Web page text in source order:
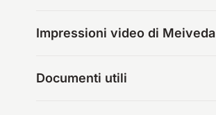
Impressioni video di Meiveda
Documenti utili